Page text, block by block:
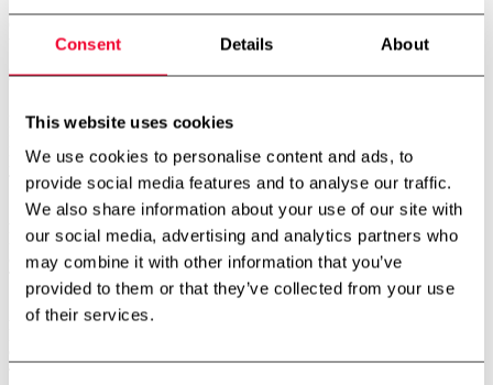
Consent Details About
This website uses cookies
We use cookies to personalise content and ads, to
provide social media features and to analyse our traffic.
We also share information about your use of our site with
our social media, advertising and analytics partners who
may combine it with other information that you’ve
provided to them or that they’ve collected from your use
of their services.
Vibeholmsvej 21/22
Norge – Afdeling
Doneheia 127, 4516 Mandal
Telefon:+47 4885 4699
Aarhus – Afdeling
Hjaltevej 2, Skovby
8464 Galten
Telefon: +45 7534 3434
Aalborg – Afdeling